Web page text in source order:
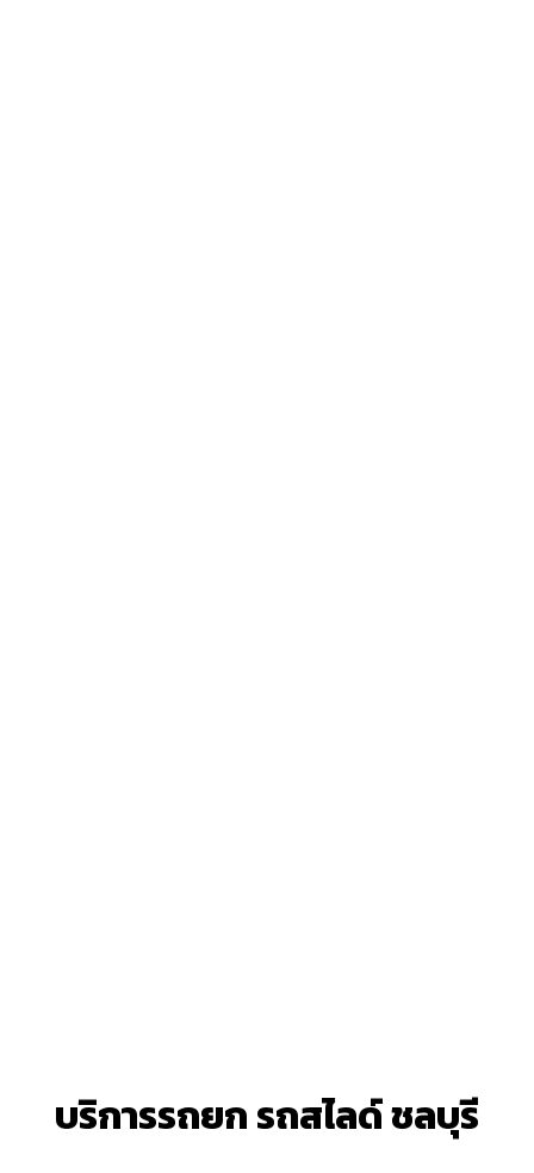
บริการรถยก รถสไลด์ ชลบุรี